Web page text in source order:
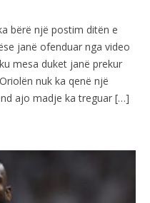
bërë një postim ditën e
janë ofenduar nga video
mesa duket janë prekur
nuk ka qenë një
ajo madje ka treguar […]